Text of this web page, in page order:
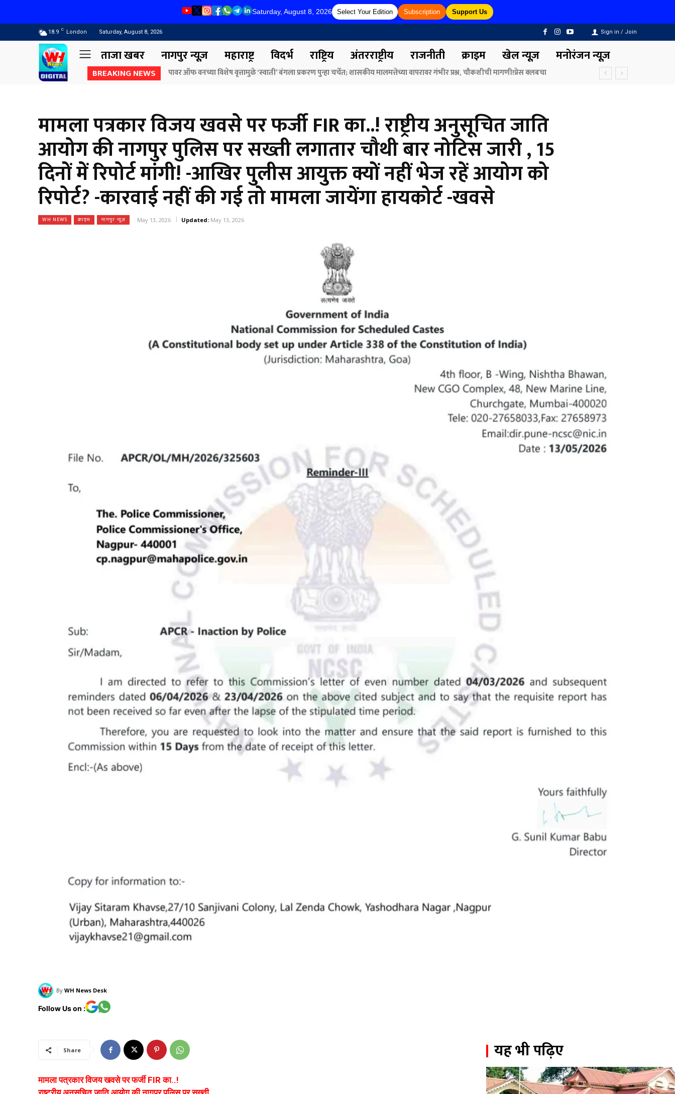
Saturday, August 8, 2026 Select Your Edition Subscription Support Us
18.9 C London Saturday, August 8, 2026 Sign in / Join
ताजा खबर नागपुर न्यूज़ महाराष्ट्र विदर्भ राष्ट्रिय अंतरराष्ट्रीय राजनीती क्राइम खेल न्यूज़ मनोरंजन न्यूज़
BREAKING NEWS राज्यपाल जिष्णु देव वर्मा व केंद्रीय मंत्री नितीन गडकरी यांच्या हस्ते ‘मंथन4युवा’च्या पोस्टरचे अनावरण
मामला पत्रकार विजय खवसे पर फर्जी FIR का..! राष्ट्रीय अनुसूचित जाति
आयोग की नागपुर पुलिस पर सख्ती लगातार चौथी बार नोटिस जारी , 15
दिनों में रिपोर्ट मांगी! -आखिर पुलीस आयुक्त क्यों नहीं भेज रहें आयोग को
रिपोर्ट? -कारवाई नहीं की गई तो मामला जायेंगा हायकोर्ट -खवसे
WH NEWS क्राइम नागपुर न्यूज़ May 13, 2026 Updated: May 13, 2026
By WH News Desk
Follow Us on :
Share
मामला पत्रकार विजय खवसे पर फर्जी FIR का..!
यह भी पढ़िए